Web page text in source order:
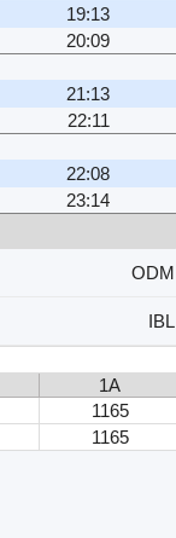
19:13
20:09
21:13
22:11
22:08
23:14
ODM
IBL
1A
1165
1165